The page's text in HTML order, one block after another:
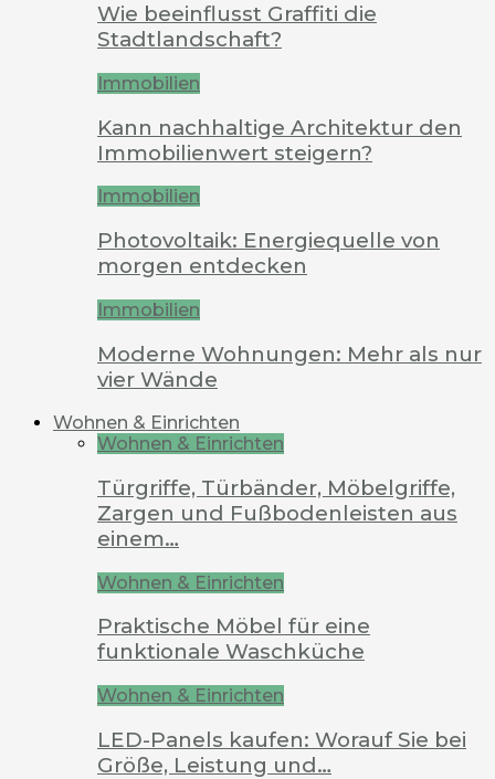
Wie beeinflusst Graffiti die
Stadtlandschaft?
Immobilien
Kann nachhaltige Architektur den
Immobilienwert steigern?
Immobilien
Photovoltaik: Energiequelle von
morgen entdecken
Immobilien
Moderne Wohnungen: Mehr als nur
vier Wände
Wohnen & Einrichten
Wohnen & Einrichten
Türgriffe, Türbänder, Möbelgriffe,
Zargen und Fußbodenleisten aus
einem…
Wohnen & Einrichten
Praktische Möbel für eine
funktionale Waschküche
Wohnen & Einrichten
LED-Panels kaufen: Worauf Sie bei
Größe, Leistung und…